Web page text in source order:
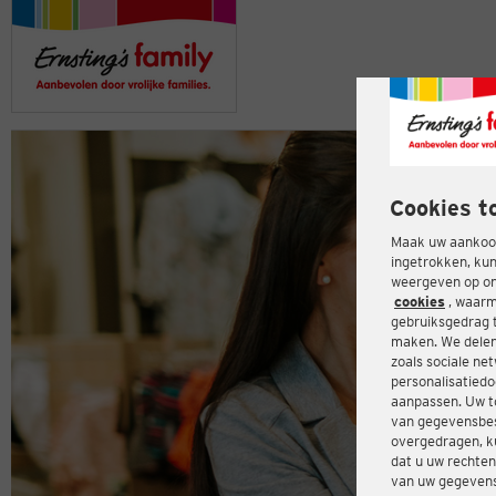
Cookies
Maak uw
ingetrokken,
weergeven op
cookies ,
gebruiksgedrag
maken. We
zoals sociale
aanpassen. Uw
van
overgedragen,
dat u uw
van uw